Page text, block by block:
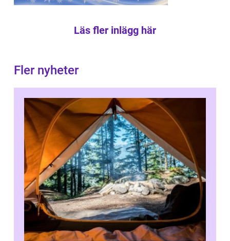
Läs fler inlägg här
Fler nyheter